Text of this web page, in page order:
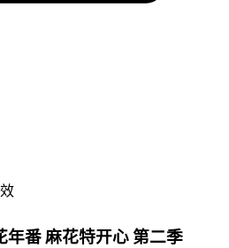
番 麻花特开心 第二季